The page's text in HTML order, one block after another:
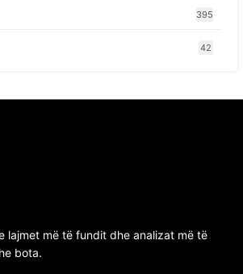
395
42
lajmet më të fundit dhe analizat më të
bota.